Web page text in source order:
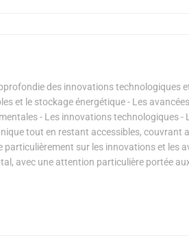
des innovations technologiques
et le stockage énergétique - Les
- Les innovations technologiques
tout en restant accessibles, couvrant
particulièrement sur les innovations et les
avec une attention particulière portée